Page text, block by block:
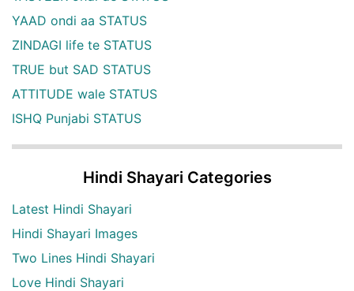
YAAD ondi aa STATUS
ZINDAGI life te STATUS
TRUE but SAD STATUS
ATTITUDE wale STATUS
ISHQ Punjabi STATUS
Hindi Shayari Categories
Latest Hindi Shayari
Hindi Shayari Images
Two Lines Hindi Shayari
Love Hindi Shayari